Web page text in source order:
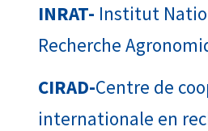
INRAT- Institut
Recherche
CIRAD-Centre de
internationale en